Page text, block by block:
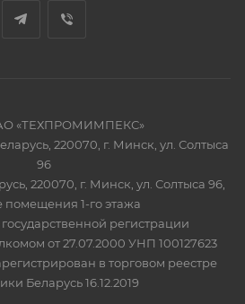
«ТЕХПРОМИМПЕКС»
220070, г. Минск, ул. Солтыса
96
220070, г. Минск, ул. Солтыса 96,
1-го этажа
регистрации
от 27.07.2000 УНП 100127623
в торговом реестре
Беларусь 16.12.2019